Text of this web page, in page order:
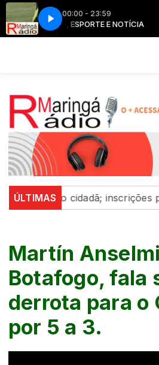
00:00 - 23:59
MÚSICA, ESPORTE E
ÚLTIMAScidadã; inscrições
Martín
Botafogo, fala
derrota para o
por 5 a 3.